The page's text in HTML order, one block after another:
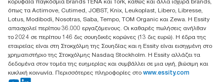
όπως τα Actimove, Cutimed, JOBST, Knix, Leukoplast, Libero, Libresse,
Lotus, Modibodi, Nosotras, Saba, Tempo, TOM Organic και Zewa. Η Essity
απασχολεί περίπου 36.000 εργαζόμενους. Οι καθαρές πωλήσεις ανήλθαν
το 2024 σε περίπου 146 δις σουηδικές κορώνες (13 δις ευρώ). Η έδρα της
εταιρείας είναι στη Στοκχόλμη της Σουηδίας και η Essity είναι εισηγμένη στο
χρηματιστήριο της Στοκχόλμης Nasdaq Stockholm. Η Essity αλλάζει τα
δεδομένα στον τομέα της ευημερίας και συμβάλλει σε μια υγιή, βιώσιμη και
κυκλική κοινωνία. Περισσότερες πληροφορίες στο www.essity.com